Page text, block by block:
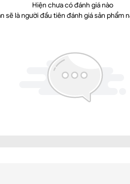
Hiện chưa có đánh giá nào
sẽ là người đầu tiên đánh giá sản phẩm